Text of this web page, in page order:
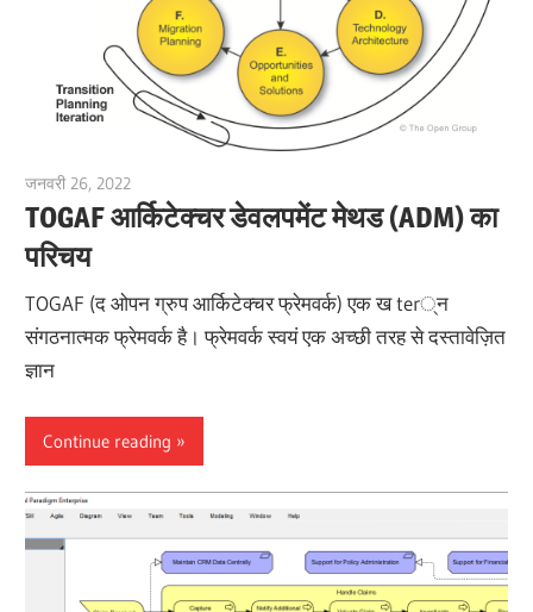
जनवरी 26, 2022
TOGAF आर्किटेक्चर डेवलपमेंट मेथड (ADM) का
परिचय
TOGAF (द ओपन ग्रुप आर्किटेक्चर फ्रेमवर्क) एक ख ter्न
संगठनात्मक फ्रेमवर्क है। फ्रेमवर्क स्वयं एक अच्छी तरह से दस्तावेज़ित
ज्ञान
Continue reading